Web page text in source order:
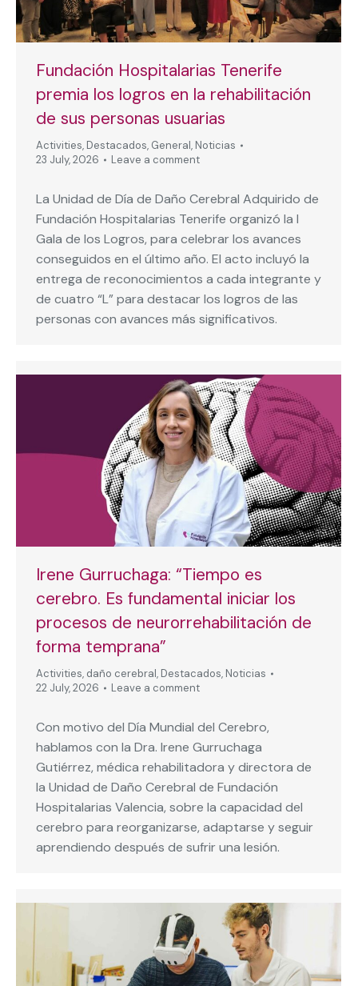
Fundación Hospitalarias Tenerife
premia los logros en la rehabilitación
de sus personas usuarias
Activities, Destacados, General, Noticias
23 July, 2026
Leave a comment
La Unidad de Día de Daño Cerebral Adquirido de
Fundación Hospitalarias Tenerife organizó la I
Gala de los Logros, para celebrar los avances
conseguidos en el último año. El acto incluyó la
entrega de reconocimientos a cada integrante y
de cuatro “L” para destacar los logros de las
personas con avances más significativos.
Irene Gurruchaga: “Tiempo es
cerebro. Es fundamental iniciar los
procesos de neurorrehabilitación de
forma temprana”
Activities, daño cerebral, Destacados, Noticias
22 July, 2026
Leave a comment
Con motivo del Día Mundial del Cerebro,
hablamos con la Dra. Irene Gurruchaga
Gutiérrez, médica rehabilitadora y directora de
la Unidad de Daño Cerebral de Fundación
Hospitalarias Valencia, sobre la capacidad del
cerebro para reorganizarse, adaptarse y seguir
aprendiendo después de sufrir una lesión.